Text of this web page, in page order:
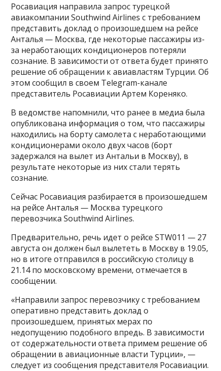
Росавиация направила запрос турецкой
авиакомпании Southwind Airlines с требованием
представить доклад о произошедшем на рейсе
Анталья — Москва, где некоторые пассажиры из-
за неработающих кондиционеров потеряли
сознание. В зависимости от ответа будет принято
решение об обращении к авиавластям Турции. Об
этом сообщил в своем Telegram-канале
представитель Росавиации Артем Кореняко.
В ведомстве напомнили, что ранее в медиа была
опубликована информация о том, что пассажиры
находились на борту самолета с неработающими
кондиционерами около двух часов (борт
задержался на вылет из Антальи в Москву), в
результате некоторые из них стали терять
сознание.
Сейчас Росавиация разбирается в произошедшем
на рейсе Анталья — Москва турецкого
перевозчика Southwind Airlines.
Предварительно, речь идет о рейсе STW011 — 27
августа он должен был вылететь в Москву в 19.05,
но в итоге отправился в российскую столицу в
21.14 по московскому времени, отмечается в
сообщении.
«Направили запрос перевозчику с требованием
оперативно представить доклад о
произошедшем, принятых мерах по
недопущению подобного впредь. В зависимости
от содержательности ответа примем решение об
обращении в авиационные власти Турции», —
следует из сообщения представителя Росавиации.